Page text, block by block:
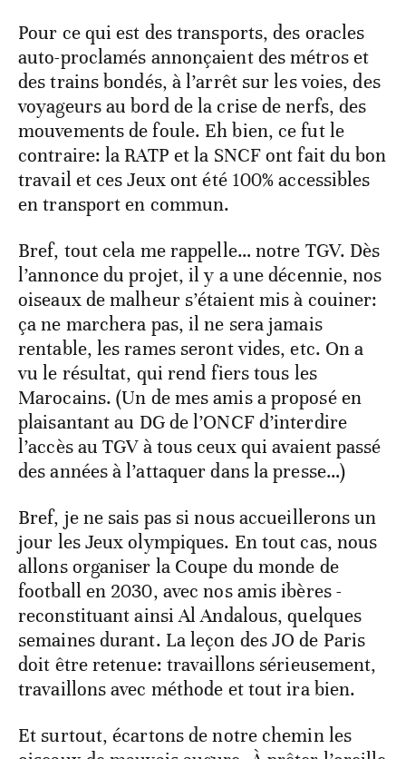
Pour ce qui est des transports, des oracles
auto-proclamés annonçaient des métros et
des trains bondés, à l’arrêt sur les voies, des
voyageurs au bord de la crise de nerfs, des
mouvements de foule. Eh bien, ce fut le
contraire: la RATP et la SNCF ont fait du bon
travail et ces Jeux ont été 100% accessibles
en transport en commun.
Bref, tout cela me rappelle… notre TGV. Dès
l’annonce du projet, il y a une décennie, nos
oiseaux de malheur s’étaient mis à couiner:
ça ne marchera pas, il ne sera jamais
rentable, les rames seront vides, etc. On a
vu le résultat, qui rend fiers tous les
Marocains. (Un de mes amis a proposé en
plaisantant au DG de l’ONCF d’interdire
l’accès au TGV à tous ceux qui avaient passé
des années à l’attaquer dans la presse…)
Bref, je ne sais pas si nous accueillerons un
jour les Jeux olympiques. En tout cas, nous
allons organiser la Coupe du monde de
football en 2030, avec nos amis ibères -
reconstituant ainsi Al Andalous, quelques
semaines durant. La leçon des JO de Paris
doit être retenue: travaillons sérieusement,
travaillons avec méthode et tout ira bien.
Et surtout, écartons de notre chemin les